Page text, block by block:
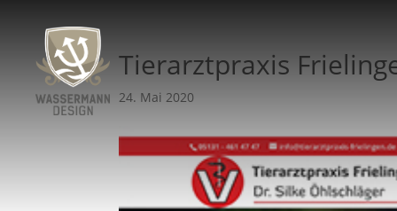
Tierarztpraxis
24. Mai 2020